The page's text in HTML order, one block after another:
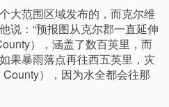
大范围区域发布的，而克尔维
说：“预报图从克尔郡一直延伸
），涵盖了数百英里，而
果暴雨落点再往西五英里，灾
），因为水全都会往那